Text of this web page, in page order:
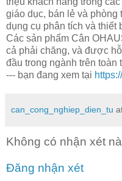
giáo dục, bán lẻ và phòng
dụng cụ phân tích và thiết
Các sản phẩm Cân
cả phải chăng, và được
đầu trong ngành trên toàn
--- bạn đang xem tại
can_cong_nghiep_dien_tu
Không có nhận xét
Đăng nhận xét